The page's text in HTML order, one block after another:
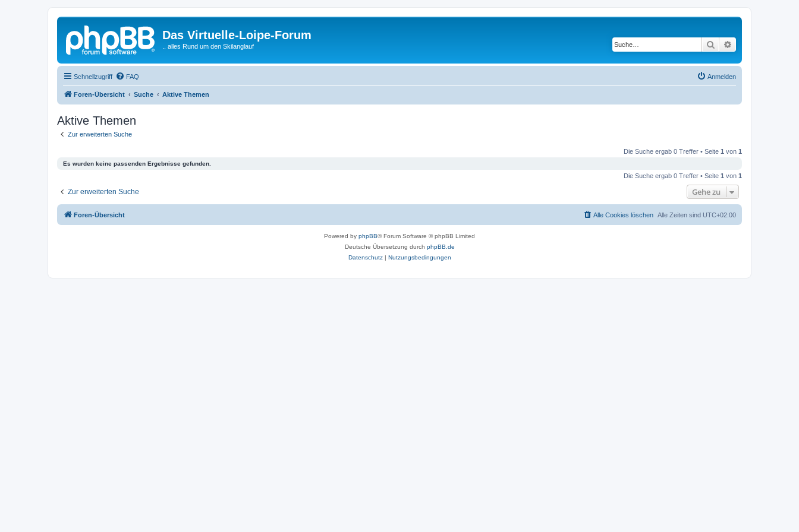
Das Virtuelle-Loipe-Forum
.. alles Rund um den Skilanglauf Suche
Schnellzugriff FAQ Anmelden
Foren-Übersicht Suche Aktive Themen
Aktive Themen
Zur erweiterten Suche
Die Suche ergab 0 Treffer • Seite 1 von 1
Es wurden keine passenden Ergebnisse gefunden.
Die Suche ergab 0 Treffer • Seite 1 von 1
Zur erweiterten Suche Gehe zu
Foren-Übersicht Alle Zeiten sind UTC+02:00
Alle Cookies löschen
Powered by phpBB® Forum Software © phpBB Limited
Deutsche Übersetzung durch phpBB.de
Datenschutz| Nutzungsbedingungen